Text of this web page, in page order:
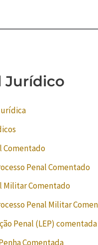
Jurídico
Comentado
Penal Comentado
Militar Comentado
Penal Militar
Penal (LEP) comentada
Comentada